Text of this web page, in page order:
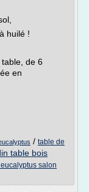
huilé !
de 6
en
/ table de
table bois
salon